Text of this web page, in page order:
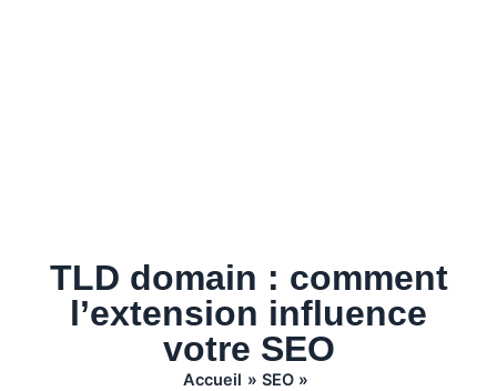
TLD domain : comment
l’extension influence
votre SEO
Accueil
SEO